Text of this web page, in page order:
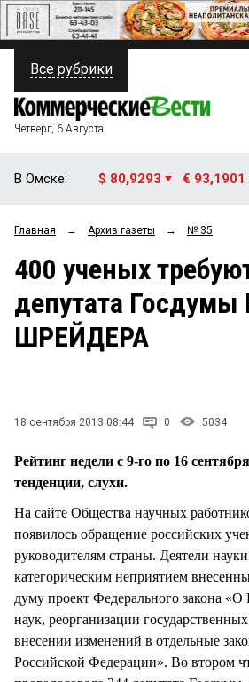
ПОЛИТИКА
ФИНАНСЫ
ОБЩЕСТВО
ЗАКОН
НОВОСТИ КОМПАНИЙ
Все рубрики
Четверг, 6 Августа
В Омске: $ 80,9293 € 93,1901
Главная → Архив газеты → № 35
400 ученых
депутата Госдумы
ШРЕЙДЕРА
18 сентября 2013 08:44 0 5034
Рейтинг недели с 9-го по 16
тенденции, слухи.
На сайте Общества научных
появилось обращение российских
руководителям страны. Деятели
категорическим неприятием
думу проект Федерального закона «О
наук, реорганизации
внесении изменений в отдельные
Российской Федерации». Во втором